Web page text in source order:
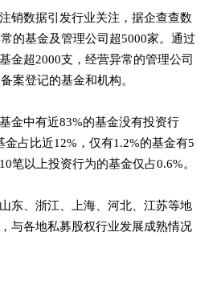
销数据引发行业关注，据企查查数
的基金及管理公司超5000家。通过
金超2000支，经营异常的管理公司
案登记的基金和机构。
金中有近83%的基金没有投资行
金占比近12%，仅有1.2%的基金有5
笔以上投资行为的基金仅占0.6%。
东、浙江、上海、河北、江苏等地
与各地私募股权行业发展成熟情况